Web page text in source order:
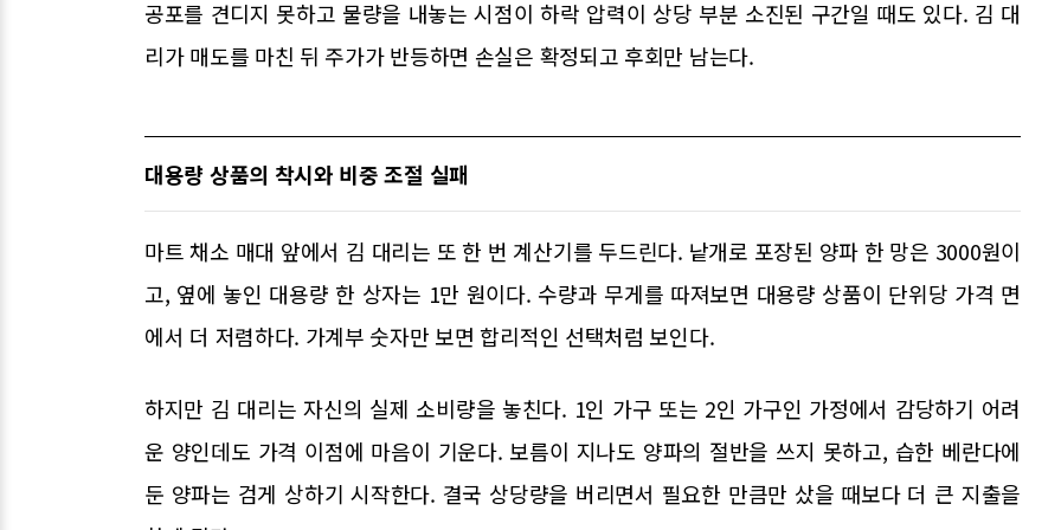
공포를 견디지 못하고 물량을 내놓는 시점이 하락 압력이 상당 부분 소진된 구간일 때도 있다. 김 대
리가 매도를 마친 뒤 주가가 반등하면 손실은 확정되고 후회만 남는다.
대용량 상품의 착시와 비중 조절 실패
마트 채소 매대 앞에서 김 대리는 또 한 번 계산기를 두드린다. 낱개로 포장된 양파 한 망은 3000원이
고, 옆에 놓인 대용량 한 상자는 1만 원이다. 수량과 무게를 따져보면 대용량 상품이 단위당 가격 면
에서 더 저렴하다. 가계부 숫자만 보면 합리적인 선택처럼 보인다.
하지만 김 대리는 자신의 실제 소비량을 놓친다. 1인 가구 또는 2인 가구인 가정에서 감당하기 어려
운 양인데도 가격 이점에 마음이 기운다. 보름이 지나도 양파의 절반을 쓰지 못하고, 습한 베란다에
둔 양파는 검게 상하기 시작한다. 결국 상당량을 버리면서 필요한 만큼만 샀을 때보다 더 큰 지출을